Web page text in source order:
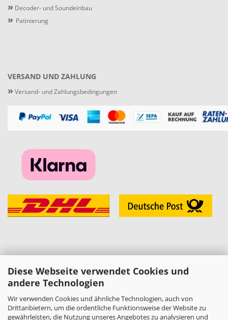
Diese Webseite verwendet Cookies und
andere Technologien
Wir verwenden Cookies und ähnliche Technologien, auch von
Drittanbietern, um die ordentliche Funktionsweise der Website zu
gewährleisten, die Nutzung unseres Angebotes zu analysieren und
» Decoder- und Soundeinbau
» Patinierung
VERSAND UND ZAHLUNG
» Versand- und Zahlungsbedingungen
KONTAKT
» Melzer Modellbau
Daniel Melzer
Alte Halberstädter Straße 22
38889 Blankenburg (Harz)